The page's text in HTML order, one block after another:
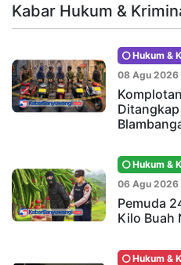
Kabar Hukum &
Hukum &
08 Agu 2026
Ditangkap
Hukum &
06 Agu 2026
Pemuda
Kilo Buah
Hukum &